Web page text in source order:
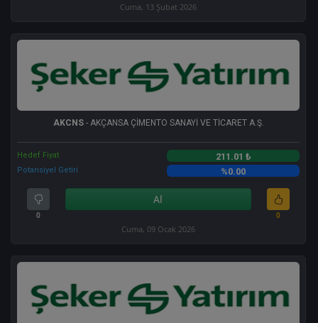
Cuma, 13 Şubat 2026
AKCNS- AKÇANSA ÇİMENTO SANAYİ VE TİCARET A.Ş.
Hedef Fiyat 211.01 ₺
Potansiyel Getiri %0.00
0
Al
0
Cuma, 09 Ocak 2026